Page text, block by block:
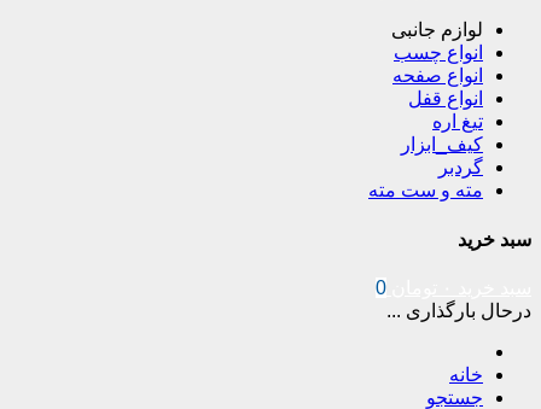
لوازم جانبی
انواع چسب
انواع صفحه
انواع قفل
تیغ اره
کیف_ابزار
گردبر
مته و ست مته
سبد خرید
0
درحال بارگذاری ...
خانه
جستجو